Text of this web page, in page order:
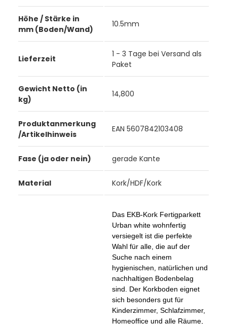
Höhe / Stärke in
mm (Boden/Wand)
10.5mm
Lieferzeit
1 - 3 Tage bei Versand als
Paket
Gewicht Netto (in
kg)
14,800
Produktanmerkung
/Artikelhinweis
EAN 5607842103408
Fase (ja oder nein) gerade Kante
Material Kork/HDF/Kork
Das EKB-Kork Fertigparkett
Urban white wohnfertig
versiegelt ist die perfekte
Wahl für alle, die auf der
Suche nach einem
hygienischen, natürlichen und
nachhaltigen Bodenbelag
sind. Der Korkboden eignet
sich besonders gut für
Kinderzimmer, Schlafzimmer,
Homeoffice und alle Räume,